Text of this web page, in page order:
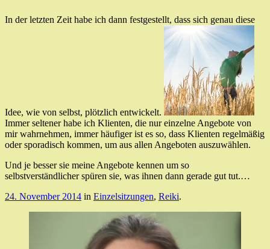
In der letzten Zeit habe ich dann festgestellt, dass sich genau diese
Idee, wie von selbst, plötzlich entwickelt.
Immer seltener habe ich Klienten, die nur einzelne Angebote von
mir wahrnehmen, immer häufiger ist es so, dass Klienten regelmäßig
oder sporadisch kommen, um aus allen Angeboten auszuwählen.
Und je besser sie meine Angebote kennen um so
selbstverständlicher spüren sie, was ihnen dann gerade gut tut.…
24. November 2014 in Einzelsitzungen, Reiki.